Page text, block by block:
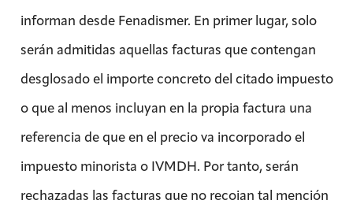
informan desde Fenadismer. En primer lugar, solo
serán admitidas aquellas facturas que contengan
desglosado el importe concreto del citado impuesto
o que al menos incluyan en la propia factura una
referencia de que en el precio va incorporado el
impuesto minorista o IVMDH. Por tanto, serán
rechazadas las facturas que no recojan tal mención